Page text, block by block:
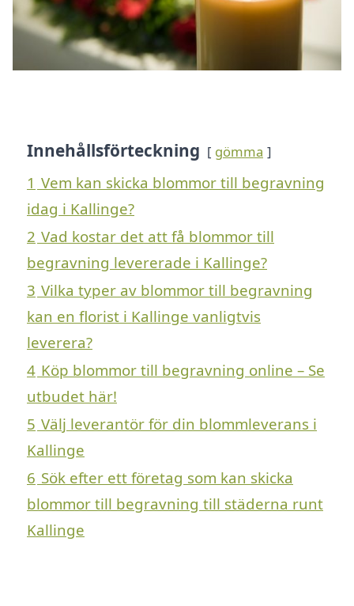
Innehållsförteckning gömma
1 Vem kan skicka blommor till begravning
idag i Kallinge?
2 Vad kostar det att få blommor till
begravning levererade i Kallinge?
3 Vilka typer av blommor till begravning
kan en florist i Kallinge vanligtvis
leverera?
4 Köp blommor till begravning online – Se
utbudet här!
5 Välj leverantör för din blommleverans i
Kallinge
6 Sök efter ett företag som kan skicka
blommor till begravning till städerna runt
Kallinge